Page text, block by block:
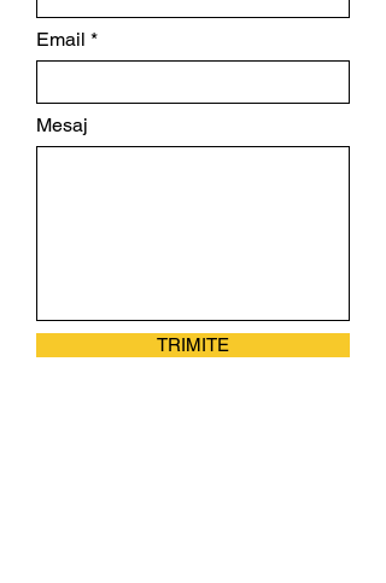
Email
Mesaj
TRIMITE